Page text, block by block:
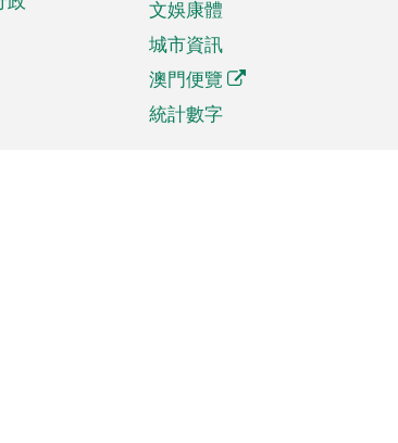
文娛康體
城市資訊
澳門便覽
統計數字